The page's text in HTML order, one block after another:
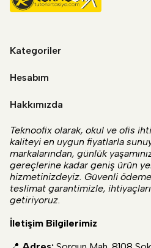
Kategoriler
Hesabım
Hakkımızda
Teknoofix olarak, okul ve ofis
kaliteyi en uygun fiyatlarla
markalarından, günlük
gereçlerine kadar geniş ürün
hizmetinizdeyiz. Güvenli ödeme
teslimat garantimizle,
getiriyoruz.
İletişim Bilgilerimiz